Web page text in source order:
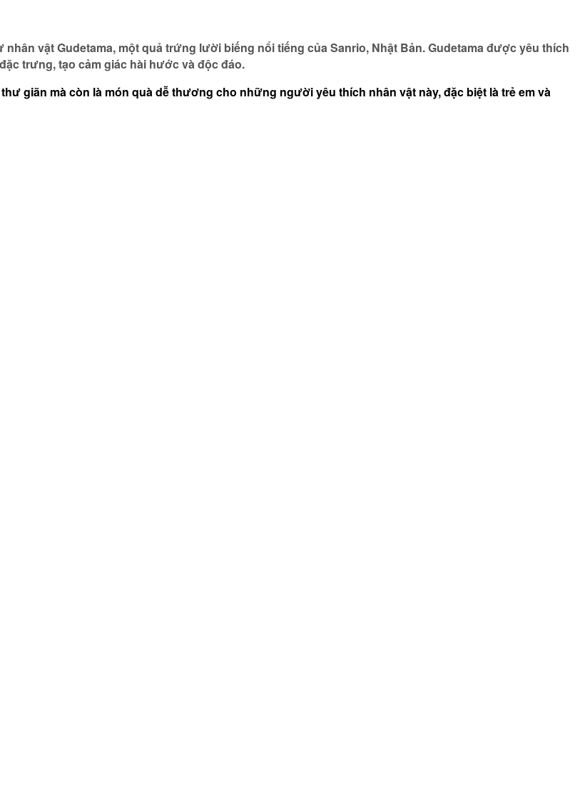
vật Gudetama, một quả trứng lười biếng nổi tiếng của Sanrio, Nhật Bản. Gudetama được yêu thích
trưng, tạo cảm giác hài hước và độc đáo.
giãn mà còn là món quà dễ thương cho những người yêu thích nhân vật này, đặc biệt là trẻ em và